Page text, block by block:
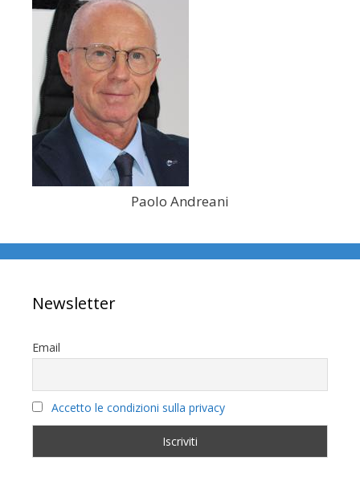
Paolo Andreani
Newsletter
Email
Accetto le condizioni sulla privacy